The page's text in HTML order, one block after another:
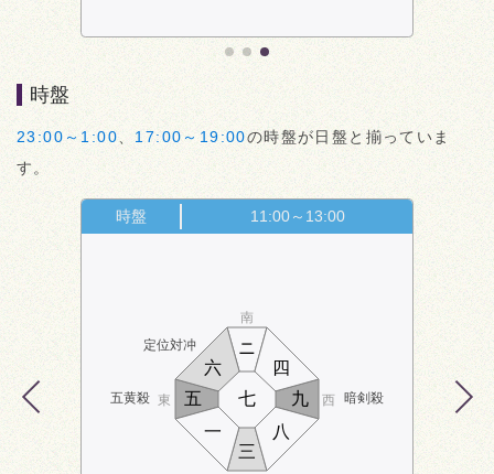
時盤
23:00～1:00 17:00～19:00の時盤が日盤と揃っていま
す。
時盤 11:00～13:00
定位対冲
五黄殺 暗剣殺
南
東 西
三
四
五
六
七
八
九
一
ニ